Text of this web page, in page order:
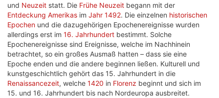
und Neuzeit statt. Die Frühe Neuzeit begann mit der
Entdeckung Amerikas im Jahr 1492. Die einzelnen historischen
Epochen und die dazugehörigen Epochenereignisse wurden
allerdings erst im 16. Jahrhundert bestimmt. Solche
Epochenereignisse sind Ereignisse, welche im Nachhinein
betrachtet, so ein großes Ausmaß hatten – dass sie eine
Epoche enden und die andere beginnen ließen. Kulturell und
kunstgeschichtlich gehört das 15. Jahrhundert in die
Renaissancezeit, welche 1420 in Florenz beginnt und sich im
15. und 16. Jahrhundert bis nach Nordeuropa ausbreitet.